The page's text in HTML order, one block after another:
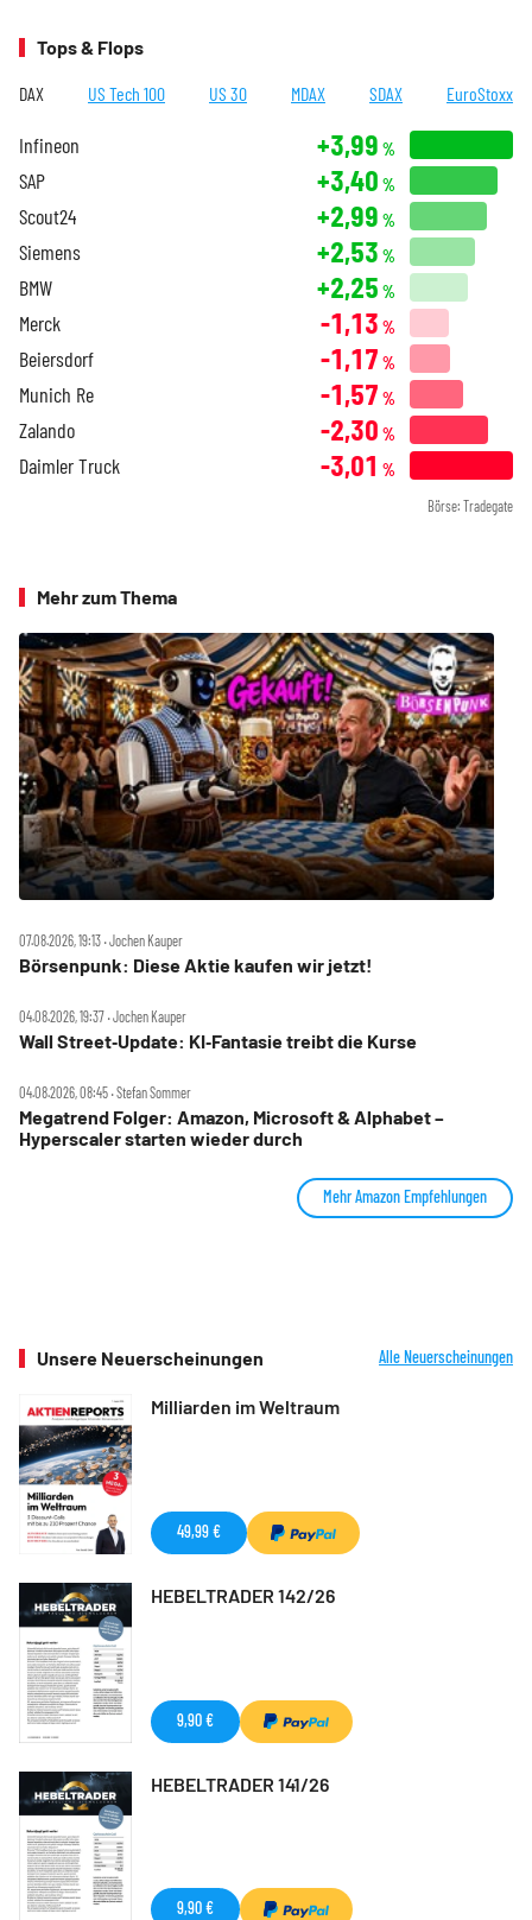
Tops & Flops
DAX US Tech 100 US 30 MDAX SDAX EuroStoxx
Infineon +3,99 %
SAP +3,40 %
Scout24 +2,99 %
Siemens +2,53 %
BMW +2,25 %
Merck -1,13 %
Beiersdorf -1,17 %
Munich Re -1,57 %
Zalando -2,30 %
Daimler Truck -3,01 %
Börse: Tradegate
Mehr zum Thema
07.08.2026, 19:13 ‧ Jochen Kauper
Börsenpunk: Diese Aktie kaufen wir jetzt!
04.08.2026, 19:37 ‧ Jochen Kauper
Wall Street‑Update: KI‑Fantasie treibt die Kurse
04.08.2026, 08:45 ‧ Stefan Sommer
Megatrend Folger: Amazon, Microsoft & Alphabet –
Hyperscaler starten wieder durch
Mehr Amazon Empfehlungen
Unsere Neuerscheinungen Alle Neuerscheinungen
Milliarden im Weltraum
49,99 €
HEBELTRADER 142/26
9,90 €
HEBELTRADER 141/26
9,90 €